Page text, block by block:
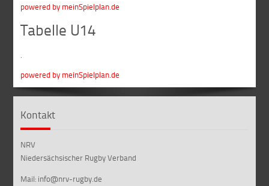
powered by meinSpielplan.de
Tabelle U14
.
powered by meinSpielplan.de
Kontakt
NRV
Niedersächsischer Rugby Verband
Mail: info@nrv-rugby.de